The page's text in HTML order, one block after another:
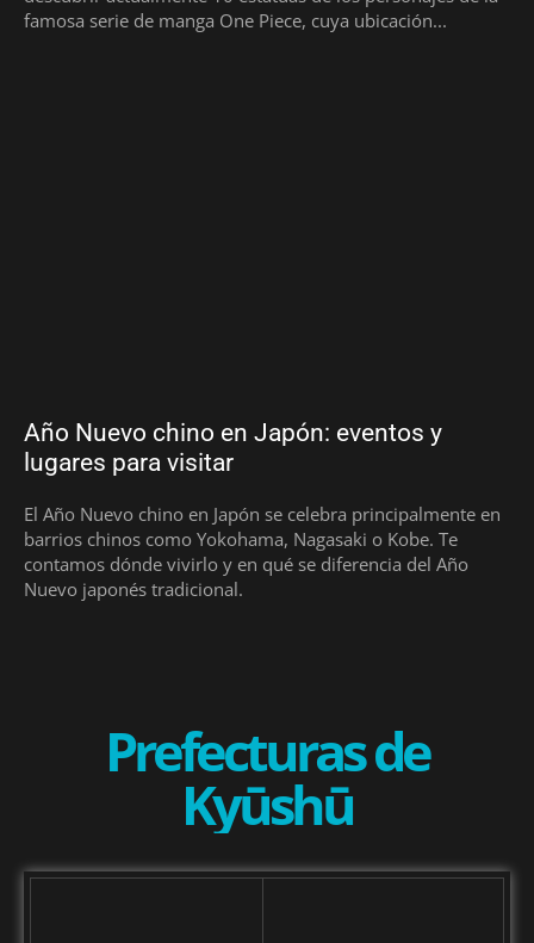
famosa serie de manga One Piece, cuya ubicación...
Año Nuevo chino en Japón: eventos y
lugares para visitar
El Año Nuevo chino en Japón se celebra principalmente en
barrios chinos como Yokohama, Nagasaki o Kobe. Te
contamos dónde vivirlo y en qué se diferencia del Año
Nuevo japonés tradicional.
Prefecturas de
Kyūshū